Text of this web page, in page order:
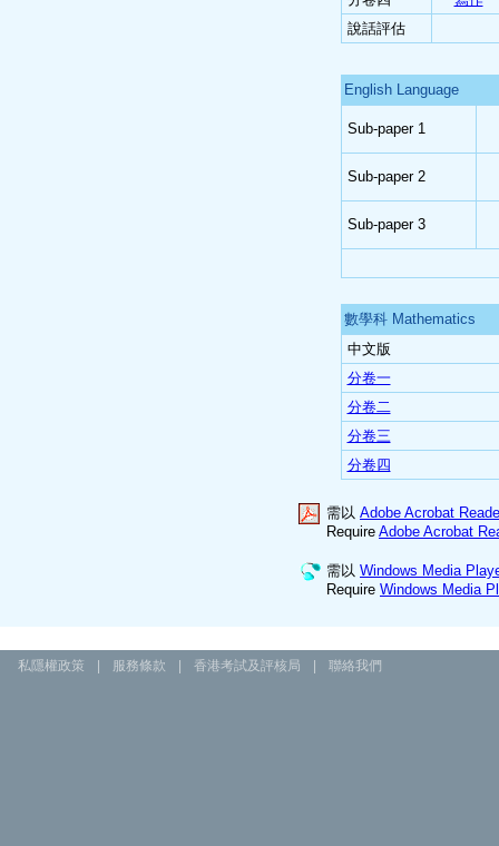
說話評估
English Language
Sub-paper 1
Sub-paper 2
Sub-paper 3
數學科 Mathematics
中文版
分卷一
分卷二
分卷三
分卷四
需以 Adobe Acrobat
Require Adobe Acrobat
需以 Windows Media
Require Windows Media
私隱權政策 服務條款 香港考試及評核局 聯絡我們